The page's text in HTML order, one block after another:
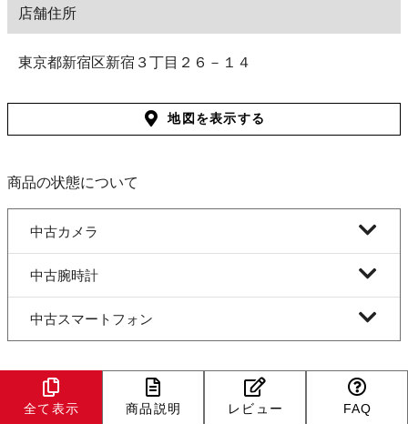
店舗住所
東京都新宿区新宿３丁目２６－１４
地図を表示する
商品の状態について
中古カメラ
中古腕時計
中古スマートフォン
全て表示 商品説明 レビュー FAQ